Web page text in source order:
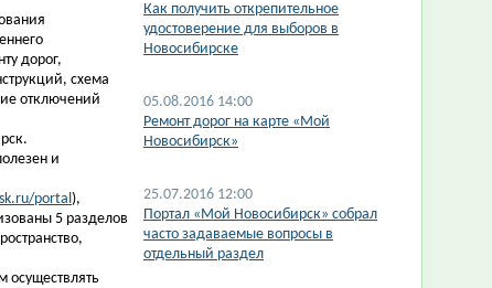
дорог,
схема
отключений
и
portal),
5 разделов
Как получить открепительное
удостоверение для выборов в
Новосибирске
05.08.2016 14:00
Ремонт дорог на карте «Мой
Новосибирск»
25.07.2016 12:00
Портал «Мой Новосибирск» собрал
часто задаваемые вопросы в
отдельный раздел